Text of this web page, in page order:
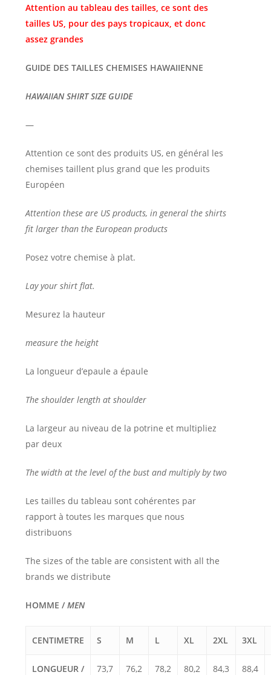
Attention au tableau des tailles, ce sont des
tailles US, pour des pays tropicaux, et donc
assez grandes
GUIDE DES TAILLES CHEMISES HAWAIIENNE
HAWAIIAN SHIRT SIZE GUIDE
—
Attention ce sont des produits US, en général les
chemises taillent plus grand que les produits
Européen
Attention these are US products, in general the shirts
fit larger than the European products
Posez votre chemise à plat.
Lay your shirt flat.
Mesurez la hauteur
measure the height
La longueur d’epaule a épaule
The shoulder length at shoulder
La largeur au niveau de la potrine et multipliez
par deux
The width at the level of the bust and multiply by two
Les tailles du tableau sont cohérentes par
rapport à toutes les marques que nous
distribuons
The sizes of the table are consistent with all the
brands we distribute
HOMME /MEN
CENTIMETRE S M L XL 2XL 3XL
LONGUEUR /
73,7 76,2 78,2 80,2 84,3 88,4